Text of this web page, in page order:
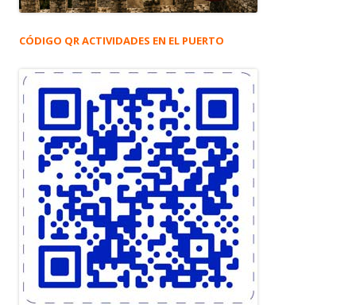
CÓDIGO QR ACTIVIDADES EN EL PUERTO